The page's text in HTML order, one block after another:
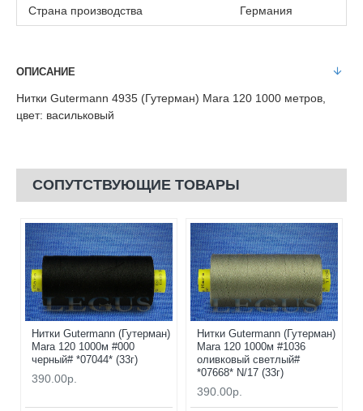
Страна производства Германия
ОПИСАНИЕ
Нитки Gutermann 4935 (Гутерман) Mara 120 1000 метров,
цвет: васильковый
СОПУТСТВУЮЩИЕ ТОВАРЫ
Нитки Gutermann (Гутерман)
Mara 120 1000м #000
черный# *07044* (33г)
390.00р.
Нитки Gutermann (Гутерман)
Mara 120 1000м #1036
оливковый светлый#
*07668* N/17 (33г)
390.00р.